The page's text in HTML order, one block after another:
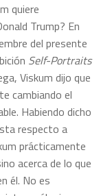
quiere
Trump? En
del presente
Self-Portraits
Viskum dijo que
cambiando el
Habiendo dicho
respecto a
prácticamente
acerca de lo que
él. No es